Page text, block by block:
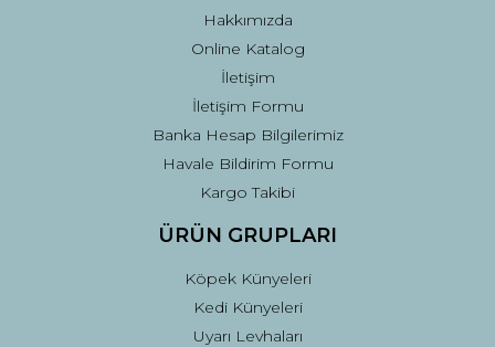
Gönder
Hakkımızda
Online Katalog
İletişim
İletişim Formu
Banka Hesap Bilgilerimiz
Havale Bildirim Formu
Kargo Takibi
ÜRÜN GRUPLARI
Köpek Künyeleri
Kedi Künyeleri
Uyarı Levhaları